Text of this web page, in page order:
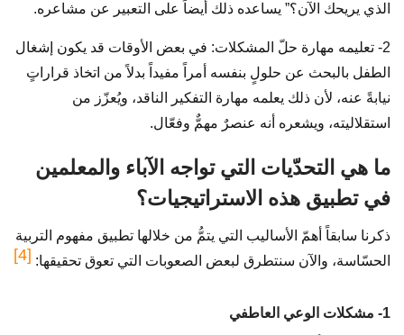
الذي يريحك الآن؟” يساعده ذلك أيضاً على التعبير عن مشاعره.
2- تعليمه مهارة حلّ المشكلات: في بعض الأوقات قد يكون إشغال
الطفل بالبحث عن حلولٍ بنفسه أمراً مفيداً بدلاً من اتخاذ قراراتٍ
نيابةً عنه، لأن ذلك يعلمه مهارة التفكير الناقد، ويُعزّز من
استقلاليته، ويشعره أنه عنصرٌ مهمٌّ وفعّال.
ما هي التحدّيات التي تواجه الآباء والمعلمين
في تطبيق هذه الاستراتيجيات؟
ذكرنا سابقاً أهمّ الأساليب التي يتمُّ من خلالها تطبيق مفهوم التربية
الحسّاسة، والآن سنتطرق لبعض الصعوبات التي تعوق تحقيقها: [4]
1- مشكلات الوعي العاطفي